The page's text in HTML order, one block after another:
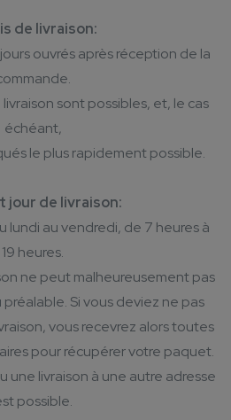
de livraison:
ouvrés après réception de la
sont possibles, et, le cas
échéant,
le plus rapidement possible.
jour de livraison:
lundi au vendredi, de 7 heures à
19 heures.
ne peut malheureusement pas
Si vous deviez ne pas
vous recevrez alors toutes
pour récupérer votre paquet.
une livraison à une autre adresse
possible.